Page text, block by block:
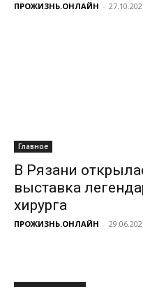
ПРОЖИЗНЬ.ОНЛАЙН -
Главное
В Рязани
выставка
хирурга
ПРОЖИЗНЬ.ОНЛАЙН -